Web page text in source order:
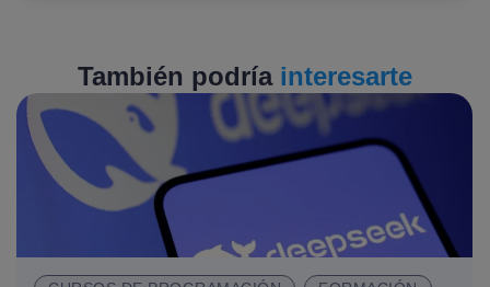
También podría interesarte